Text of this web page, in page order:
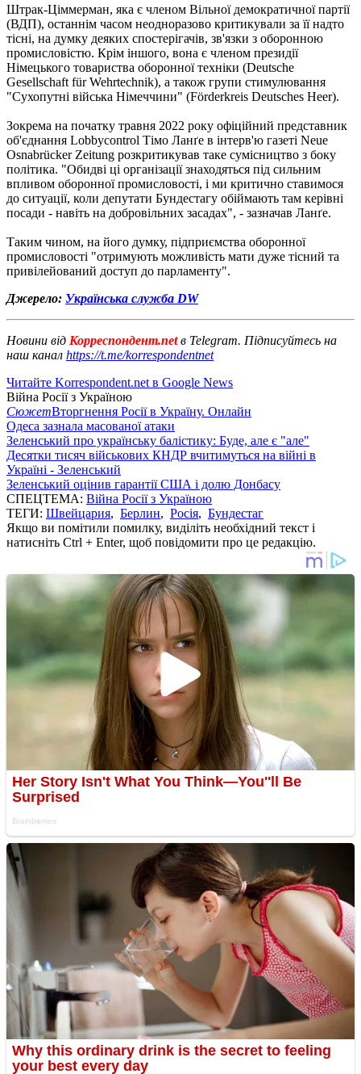
Штрак-Ціммерман, яка є членом Вільної демократичної партії
(ВДП), останнім часом неодноразово критикували за її надто
тісні, на думку деяких спостерігачів, зв'язки з оборонною
промисловістю. Крім іншого, вона є членом президії
Німецького товариства оборонної техніки (Deutsche
Gesellschaft für Wehrtechnik), а також групи стимулювання
"Сухопутні війська Німеччини" (Förderkreis Deutsches Heer).
Зокрема на початку травня 2022 року офіційний представник
об'єднання Lobbycontrol Тімо Ланґе в інтерв'ю газеті Neue
Osnabrücker Zeitung розкритикував таке сумісництво з боку
політика. "Обидві ці організації знаходяться під сильним
впливом оборонної промисловості, і ми критично ставимося
до ситуації, коли депутати Бундестагу обіймають там керівні
посади - навіть на добровільних засадах", - зазначав Ланґе.
Таким чином, на його думку, підприємства оборонної
промисловості "отримують можливість мати дуже тісний та
привілейований доступ до парламенту".
Джерело: Українська служба DW
Новини від Корреспондент.netв Telegram. Підписуйтесь на
наш канал https://t.me/korrespondentnet
Читайте Korrespondent.net в Google News
Війна Росії з Україною
СюжетВторгнення Росії в Україну. Онлайн
Одеса зазнала масованої атаки
Зеленський про українську балістику: Буде, але є "але"
Десятки тисяч військових КНДР вчитимуться на війні в
Україні - Зеленський
Зеленський оцінив гарантії США і долю Донбасу
СПЕЦТЕМА: Війна Росії з Україною
ТЕГИ: Швейцария, Берлин, Росія, Бундестаг
Якщо ви помітили помилку, виділіть необхідний текст і
натисніть Ctrl + Enter, щоб повідомити про це редакцію.